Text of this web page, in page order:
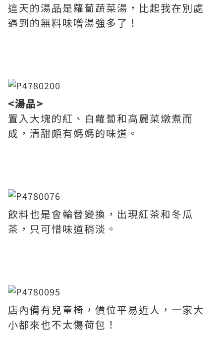
這天的湯品是蘿蔔蔬菜湯，比起我在別處
遇到的無料味噌湯強多了！
<湯品>
置入大塊的紅、白蘿蔔和高麗菜燉煮而
成，清甜頗有媽媽的味道。
飲料也是會輪替變換，出現紅茶和冬瓜
茶，只可惜味道稍淡。
店內備有兒童椅，價位平易近人，一家大
小都來也不太傷荷包！